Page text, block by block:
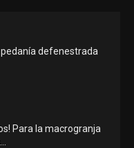
pedanía defenestrada
Para la macrogranja